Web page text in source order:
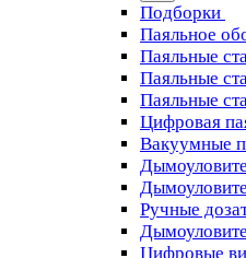
Подборки
Паяльное
Паяльные
Паяльные
Паяльные
Цифровая
Вакуумные
Ручные
Цифровые